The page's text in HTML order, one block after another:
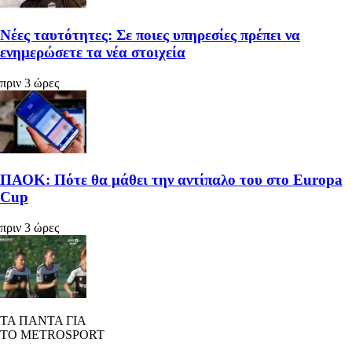
Νέες ταυτότητες: Σε ποιες υπηρεσίες πρέπει να
ενημερώσετε τα νέα στοιχεία
πριν 3 ώρες
ΠΑΟΚ: Πότε θα μάθει την αντίπαλο του στο Europa
Cup
πριν 3 ώρες
ΤΑ ΠΑΝΤΑ ΓΙΑ
ΤΟ METROSPORT